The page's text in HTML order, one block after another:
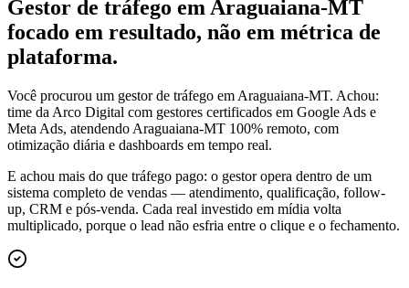
Gestor de tráfego em Araguaiana-MT
focado em resultado, não em métrica de
plataforma.
Você procurou um gestor de tráfego em Araguaiana-MT. Achou:
time da Arco Digital com gestores certificados em Google Ads e
Meta Ads, atendendo Araguaiana-MT 100% remoto, com
otimização diária e dashboards em tempo real.
E achou mais do que tráfego pago: o gestor opera dentro de um
sistema completo de vendas — atendimento, qualificação, follow-
up, CRM e pós-venda. Cada real investido em mídia volta
multiplicado, porque o lead não esfria entre o clique e o fechamento.